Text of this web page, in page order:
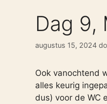
Dag 9,
augustus 15, 2024
Ook vanochtend
alles keurig
dus) voor de WC